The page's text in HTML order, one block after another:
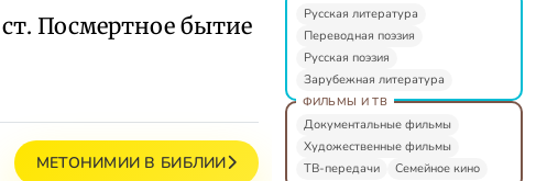
Посмертное бытие
МЕТОНИМИИ В БИБЛИИ
Русская литература
Переводная поэзия
Русская поэзия
Зарубежная литература
ФИЛЬМЫ И ТВ
Документальные фильмы
Художественные фильмы
ТВ-передачи
Семейное кино